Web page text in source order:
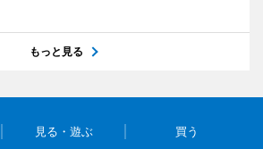
もっと見る
見る・遊ぶ 買う